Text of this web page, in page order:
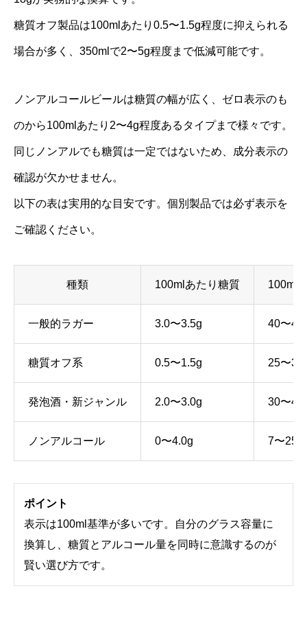
糖質オフ製品は100mlあたり0.5〜1.5g程度に抑えられる
場合が多く、350mlで2〜5g程度まで低減可能です。
ノンアルコールビールは糖質の幅が広く、ゼロ表示のも
のから100mlあたり2〜4g程度あるタイプまで様々です。
同じノンアルでも糖質は一定ではないため、成分表示の
確認が欠かせません。
以下の表は実用的な目安です。個別製品では必ず表示を
ご確認ください。
種類 100mlあたり糖質 100ml
一般的ラガー 3.0〜3.5g 40〜
糖質オフ系 0.5〜1.5g 25〜
発泡酒・新ジャンル 2.0〜3.0g 30〜
ノンアルコール 0〜4.0g 7〜
ポイント
表示は100ml基準が多いです。自分のグラス容量に
換算し、糖質とアルコール量を同時に意識するのが
賢い選び方です。